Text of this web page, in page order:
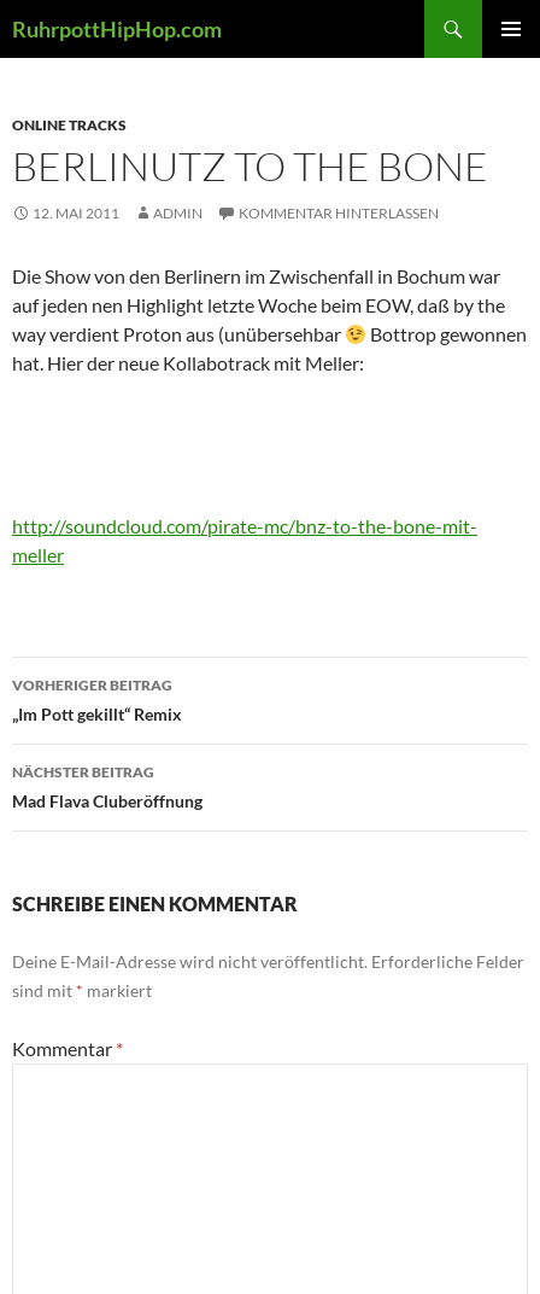
Inhalt
RuhrpottHipHop.com
ONLINE TRACKS
BERLINUTZ TO THE BONE
12. MAI 2011 ADMIN KOMMENTAR HINTERLASSEN
Die Show von den Berlinern im Zwischenfall in Bochum war
auf jeden nen Highlight letzte Woche beim EOW, daß by the
way verdient Proton aus (unübersehbar
Bottrop gewonnen
hat. Hier der neue Kollabotrack mit Meller:
http://soundcloud.com/pirate-mc/bnz-to-the-bone-mit-
meller
Beitragsnavigation
VORHERIGER BEITRAG
„Im Pott gekillt“ Remix
NÄCHSTER BEITRAG
Mad Flava Cluberöffnung
SCHREIBE EINEN KOMMENTAR
Deine E-Mail-Adresse wird nicht veröffentlicht. Erforderliche Felder
sind mit * markiert
Kommentar *